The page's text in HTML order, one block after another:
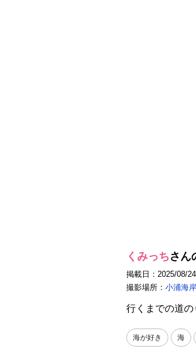
くみっちさん
掲載日：2025/08/24
撮影場所： 小浦海岸
行くまでの道の
海が好き 海